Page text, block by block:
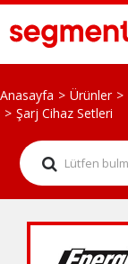
Anasayfa Ürünler
Şarj Cihaz Setleri